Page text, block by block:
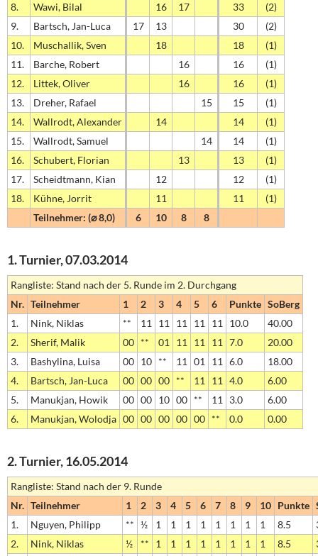
8.
Wawi, Bilal 16 17 33
(2)
9.
Bartsch, Jan-Luca 17 13 30
(2)
10.
Muschallik, Sven 18 18
(1)
11.
Barche, Robert 16 16
(1)
12.
Littek, Oliver 16 16
(1)
13.
Dreher, Rafael 15 15
(1)
14.
Wallrodt, Alexander 14 14
(1)
15.
Wallrodt, Samuel 14 14
(1)
16.
Schubert, Florian 13 13
(1)
17.
Scheidtmann, Kian 12 12
(1)
18.
Kühne, Jorrit 11 11
(1)
Teilnehmer: (⌀ 8,0)
6 10 8 8
1. Turnier, 07.03.2014
Rangliste: Stand nach der 5. Runde im 2. Durchgang
Nr. Teilnehmer 1 2 3 4 5 6 Punkte SoBerg
1.
Nink, Niklas ** 11 11 11 11 11 10.0
40.00
2.
Sherif, Malik 00 ** 01 11 11 11 7.0
20.00
3.
Bashylina, Luisa 00 10 ** 11 01 11 6.0
18.00
4.
Bartsch, Jan-Luca 00 00 00 ** 11 11 4.0
6.00
5.
Manukjan, Howik 00 00 10 00 ** 11 3.0
6.00
6.
Manukjan, Wolodja 00 00 00 00 00 ** 0.0 0.00
2. Turnier, 16.05.2014
Rangliste: Stand nach der 9. Runde
Nr. Teilnehmer 1 2 3 4 5 6 7 8 9 10 Punkte
1.
Nguyen, Philipp ** ½ 1 1 1 1 1 1 1 1 8.5
2.
Nink, Niklas ½ ** 1 1 1 1 1 1 1 1 8.5